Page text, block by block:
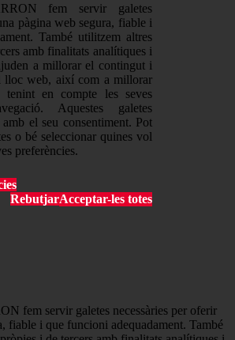
fem servir galetes
pàgina web segura, fiable i
També utilitzem altres
amb finalitats analítiques i
a millorar el contingut i
lloc web, així com a millorar
tenint en compte les seves
Aquestes galetes
amb el seu consentiment. Pot
o bé seleccionar quines vol
preferències.
RebutjarAcceptar-les totes
fem servir galetes necessàries per oferir
fiable i que funcioni adequadament. També